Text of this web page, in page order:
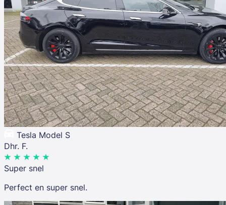
Tesla Model S
Dhr. F.
Super snel
Perfect en super snel.